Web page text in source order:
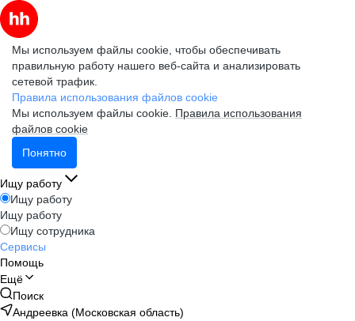
Мы используем файлы cookie, чтобы обеспечивать
правильную работу нашего веб-сайта и анализировать
сетевой трафик.
Правила использования файлов cookie
Мы используем файлы cookie. Правила использования
файлов cookie
Понятно
Ищу работу
Ищу работу
Ищу работу
Ищу сотрудника
Сервисы
Помощь
Ещё
Поиск
Андреевка (Московская область)